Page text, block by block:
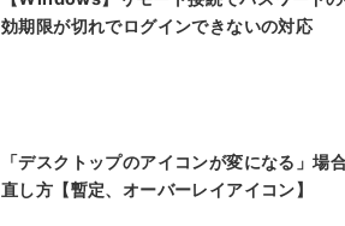
効期限が切れでログインできないの対応
「デスクトップのアイコンが変になる」場
直し方【暫定、オーバーレイアイコン】